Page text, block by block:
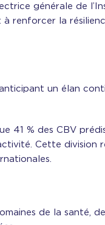
générale de
renforcer la
un élan
41 % des CBV
Cette division
de la santé,